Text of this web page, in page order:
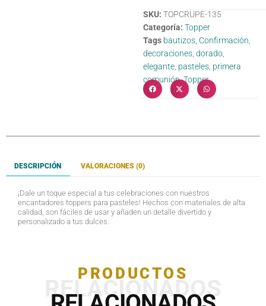
SKU:TOPCRUPE-135
Categoría: Topper
Tags bautizos Confirmación
decoraciones ,dorado
elegante pasteles primera
comunión,Topper
DESCRIPCIÓN VALORACIONES (0)
¡Dale un toque especial a tus celebraciones con nuestros
encantadores toppers para pasteles! Hechos con materiales de alta
calidad, son fáciles de usar y añaden un detalle divertido y
personalizado a tus dulces.
PRODUCTOS
RELACIONADOS